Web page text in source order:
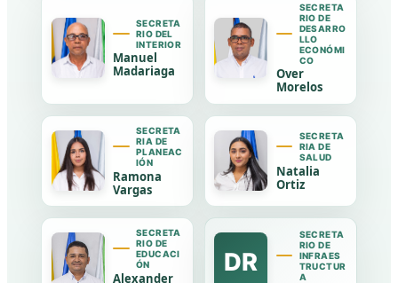
SECRETA
RIO DEL
INTERIOR
Manuel
Madariaga
SECRETA
RIO DE
DESARRO
LLO
ECONÓMI
CO
Over
Morelos
SECRETA
RIA DE
PLANEAC
IÓN
Ramona
Vargas
SECRETA
RIA DE
SALUD
Natalia
Ortiz
SECRETA
RIO DE
EDUCACI
ÓN
Alexander
DR
SECRETA
RIO DE
INFRAES
TRUCTUR
A